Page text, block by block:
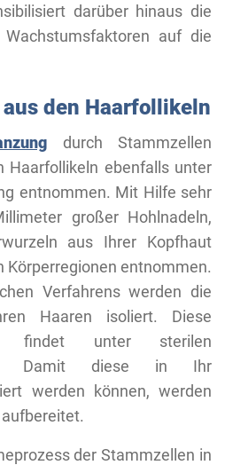
darüber hinaus die
auf die
aus den Haarfollikeln
durch Stammzellen
Haarfollikeln ebenfalls unter
entnommen. Mit Hilfe sehr
großer Hohlnadeln,
aus Ihrer Kopfhaut
Körperregionen entnommen.
Verfahrens werden die
Haaren isoliert. Diese
findet unter sterilen
Damit diese in Ihr
werden können, werden
der Stammzellen in